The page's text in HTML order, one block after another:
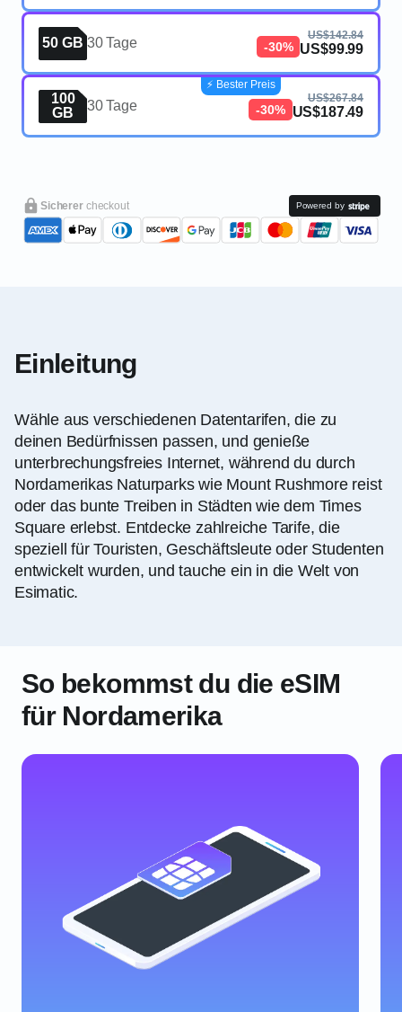
50 GB 30 Tage -30%
US$142.84
US$99.99
100
GB
30 Tage -30%
US$267.84
US$187.49
⚡️ Bester Preis
Sicherer checkout Powered by
Einleitung
Wähle aus verschiedenen Datentarifen, die zu
deinen Bedürfnissen passen, und genieße
unterbrechungsfreies Internet, während du durch
Nordamerikas Naturparks wie Mount Rushmore reist
oder das bunte Treiben in Städten wie dem Times
Square erlebst. Entdecke zahlreiche Tarife, die
speziell für Touristen, Geschäftsleute oder Studenten
entwickelt wurden, und tauche ein in die Welt von
Esimatic.
So bekommst du die eSIM
für Nordamerika